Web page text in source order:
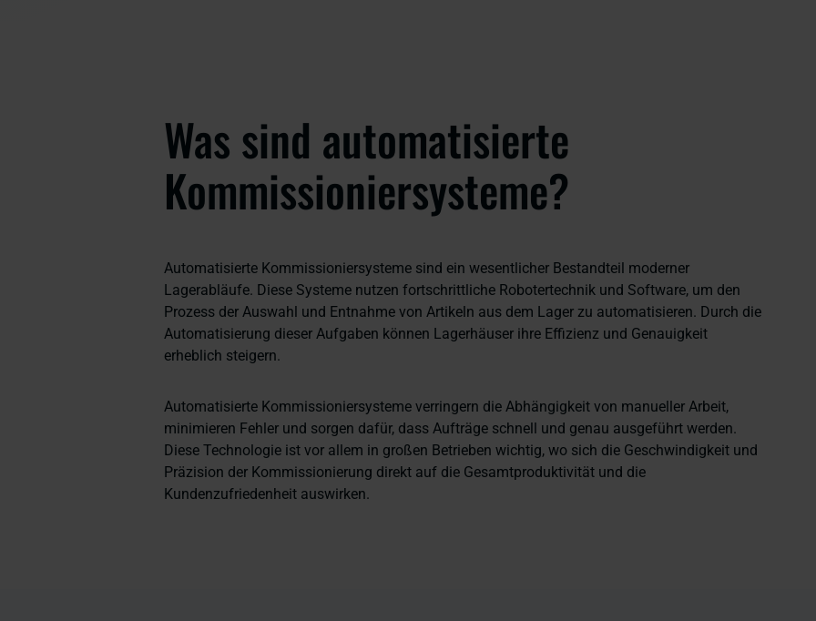
Was sind automatisierte
Kommissioniersysteme?
Automatisierte Kommissioniersysteme sind ein wesentlicher Bestandteil moderner
Lagerabläufe. Diese Systeme nutzen fortschrittliche Robotertechnik und Software, um den
Prozess der Auswahl und Entnahme von Artikeln aus dem Lager zu automatisieren. Durch die
Automatisierung dieser Aufgaben können Lagerhäuser ihre Effizienz und Genauigkeit
erheblich steigern.
Automatisierte Kommissioniersysteme verringern die Abhängigkeit von manueller Arbeit,
minimieren Fehler und sorgen dafür, dass Aufträge schnell und genau ausgeführt werden.
Diese Technologie ist vor allem in großen Betrieben wichtig, wo sich die Geschwindigkeit und
Präzision der Kommissionierung direkt auf die Gesamtproduktivität und die
Kundenzufriedenheit auswirken.